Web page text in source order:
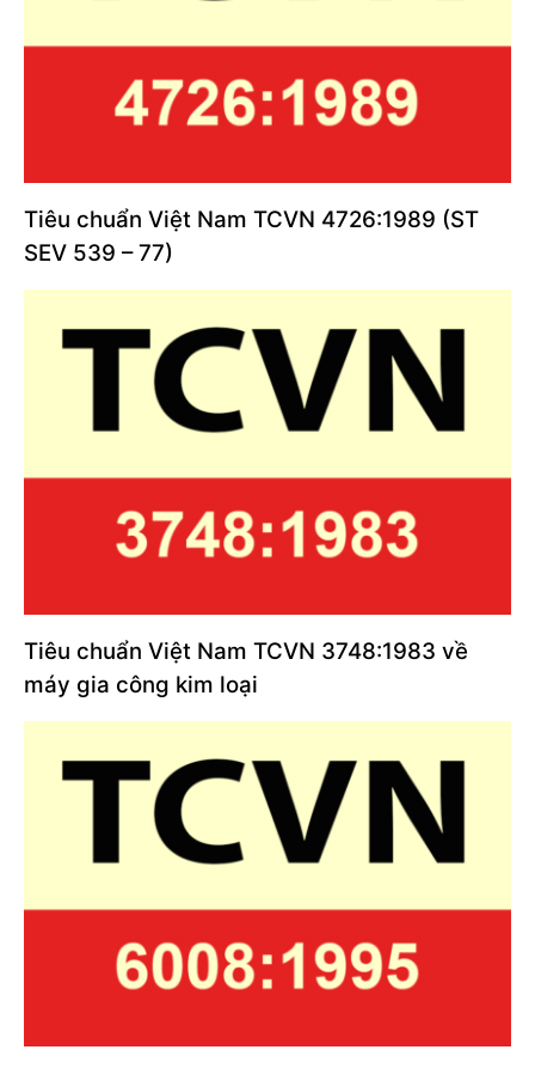
Tiêu chuẩn Việt Nam TCVN 4726:1989 (ST
SEV 539 – 77)
Tiêu chuẩn Việt Nam TCVN 3748:1983 về
máy gia công kim loại